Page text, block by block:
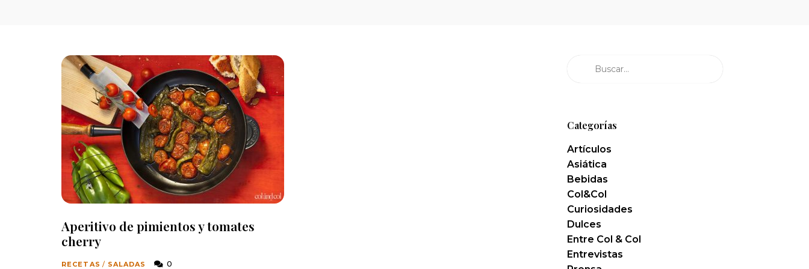
Aperitivo de pimientos y tomates
cherry
RECETAS / SALADAS 0
Categorías
Artículos
Asiática
Bebidas
Col&Col
Curiosidades
Dulces
Entre Col & Col
Entrevistas